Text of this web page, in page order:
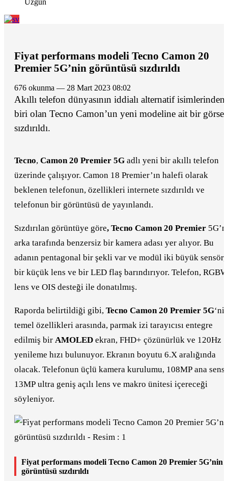
Üzgün
Fiyat performans modeli Tecno Camon 20
Premier 5G’nin görüntüsü sızdırıldı
676 okunma — 28 Mart 2023 08:02
Akıllı telefon dünyasının iddialı alternatif isimlerinden
biri olan Tecno Camon’un yeni modeline ait bir görsel
sızdırıldı.
Tecno, Camon 20 Premier 5G adlı yeni bir akıllı telefon
üzerinde çalışıyor. Camon 18 Premier’ın halefi olarak
beklenen telefonun, özellikleri internete sızdırıldı ve
telefonun bir görüntüsü de yayınlandı.
Sızdırılan görüntüye göre, Tecno Camon 20 Premier
arka tarafında benzersiz bir kamera adası yer alıyor. Bu
adanın pentagonal bir şekli var ve modül iki büyük sensör,
bir küçük lens ve bir LED flaş barındırıyor. Telefon, RGBW
lens ve OIS desteği ile donatılmış.
Raporda belirtildiği gibi, Tecno Camon 20 Premier 5G
temel özellikleri arasında, parmak izi tarayıcısı entegre
edilmiş bir AMOLED ekran, FHD+ çözünürlük ve 120Hz
yenileme hızı bulunuyor. Ekranın boyutu 6.X aralığında
olacak. Telefonun üçlü kamera kurulumu, 108MP ana
13MP ultra geniş açılı lens ve makro ünitesi içereceği
söyleniyor.
Fiyat performans modeli Tecno Camon 20 Premier 5G’nin
görüntüsü sızdırıldı